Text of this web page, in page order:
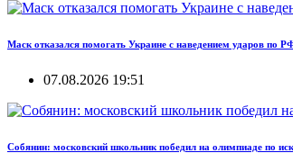
Маск отказался помогать Украине с наведением ударов по
07.08.2026 19:51
Собянин: московский школьник победил на олимпиаде по